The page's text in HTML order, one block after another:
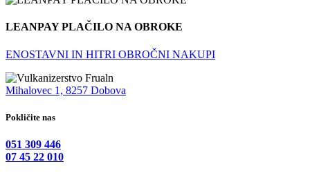
LEANPAY PLAČILO NA OBROKE
ENOSTAVNI IN HITRI OBROČNI NAKUPI
Mihalovec 1, 8257 Dobova
Pokličite nas
051 309 446
07 45 22 010